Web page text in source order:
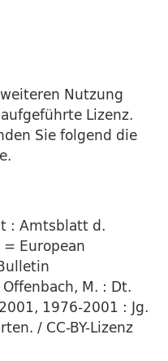
Nutzung
Lizenz.
Sie folgend die
: Amtsblatt d.
European
M. : Dt.
1976-2001 : Jg.
/ CC-BY-Lizenz